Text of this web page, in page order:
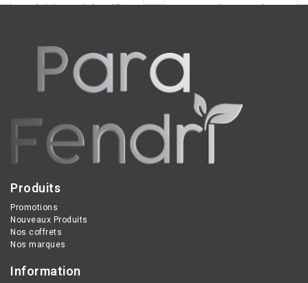
précision qui densifie,
fragiles tout en
respectant les yeux
sensibles.
contour des yeux best-
comprenant OPTIM-
EYES (15ml)+ MESO-
MASK (15ml) & OPTIM-
EYES PATCH
Produits
Promotions
Nouveaux Produits
Nos coffrets
Nos marques
Information